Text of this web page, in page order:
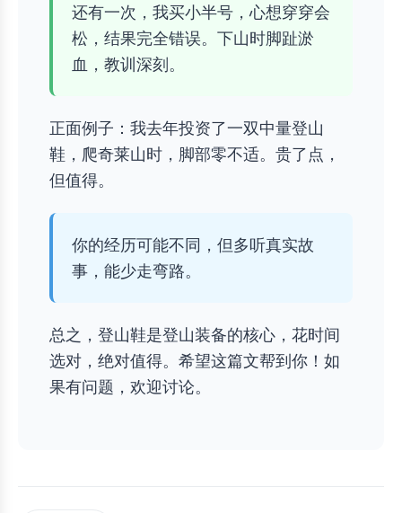
还有一次，我买小半号，心想穿穿会
松，结果完全错误。下山时脚趾淤
血，教训深刻。
正面例子：我去年投资了一双中量登山
鞋，爬奇莱山时，脚部零不适。贵了点，
但值得。
你的经历可能不同，但多听真实故
事，能少走弯路。
总之，登山鞋是登山装备的核心，花时间
选对，绝对值得。希望这篇文帮到你！如
果有问题，欢迎讨论。